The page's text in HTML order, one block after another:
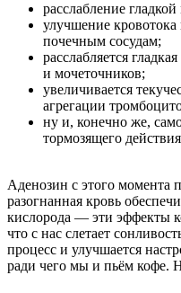
расслабление
улучшение
почечным сосудам;
расслабляется
и мочеточников;
увеличивается
агрегации
ну и, конечно же,
тормозящего
Аденозин с этого момента
разогнанная кровь
кислорода — эти эффекты
что с нас слетает
процесс и улучшается
ради чего мы и пьём кофе.